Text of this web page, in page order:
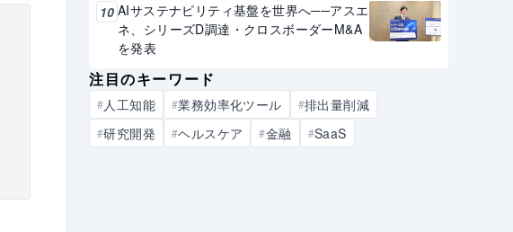
10 AIサステナビリティ基盤を世界へ──アスエ
ネ、シリーズD調達・クロスボーダーM&A
を発表
注目のキーワード
#人工知能 #業務効率化ツール #排出量削減
#研究開発 #ヘルスケア #金融 #SaaS